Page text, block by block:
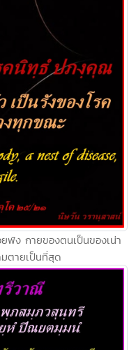
พัง กายของตนเป็นของเน่า
ตายเป็นที่สุด